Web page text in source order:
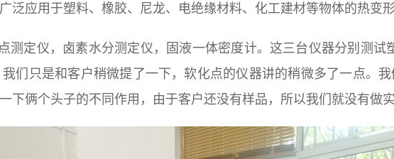
泛应用于塑料、橡胶、尼龙、电绝缘材料、化工建材等物体的热变
定仪，卤素水分测定仪，固液一体密度计。这三台仪器分别测试
们只是和客户稍微提了一下，软化点的仪器讲的稍微多了一点。
下俩个头子的不同作用，由于客户还没有样品，所以我们就没有做实